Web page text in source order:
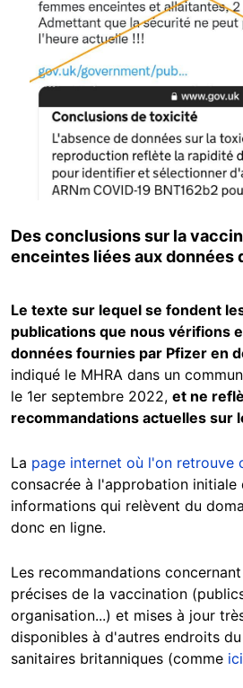
Des conclusions sur la
enceintes liées aux données
Le texte sur lequel se fondent
publications que nous vérifions
données fournies par Pfizer en
indiqué le MHRA dans un
le 1er septembre 2022, et ne
recommandations actuelles sur
La page internet où l'on retrouve
consacrée à l'approbation initiale
informations qui relèvent du
donc en ligne.
Les recommandations
précises de la vaccination
organisation...) et mises à jour
disponibles à d'autres endroits
sanitaires britanniques (comme ici